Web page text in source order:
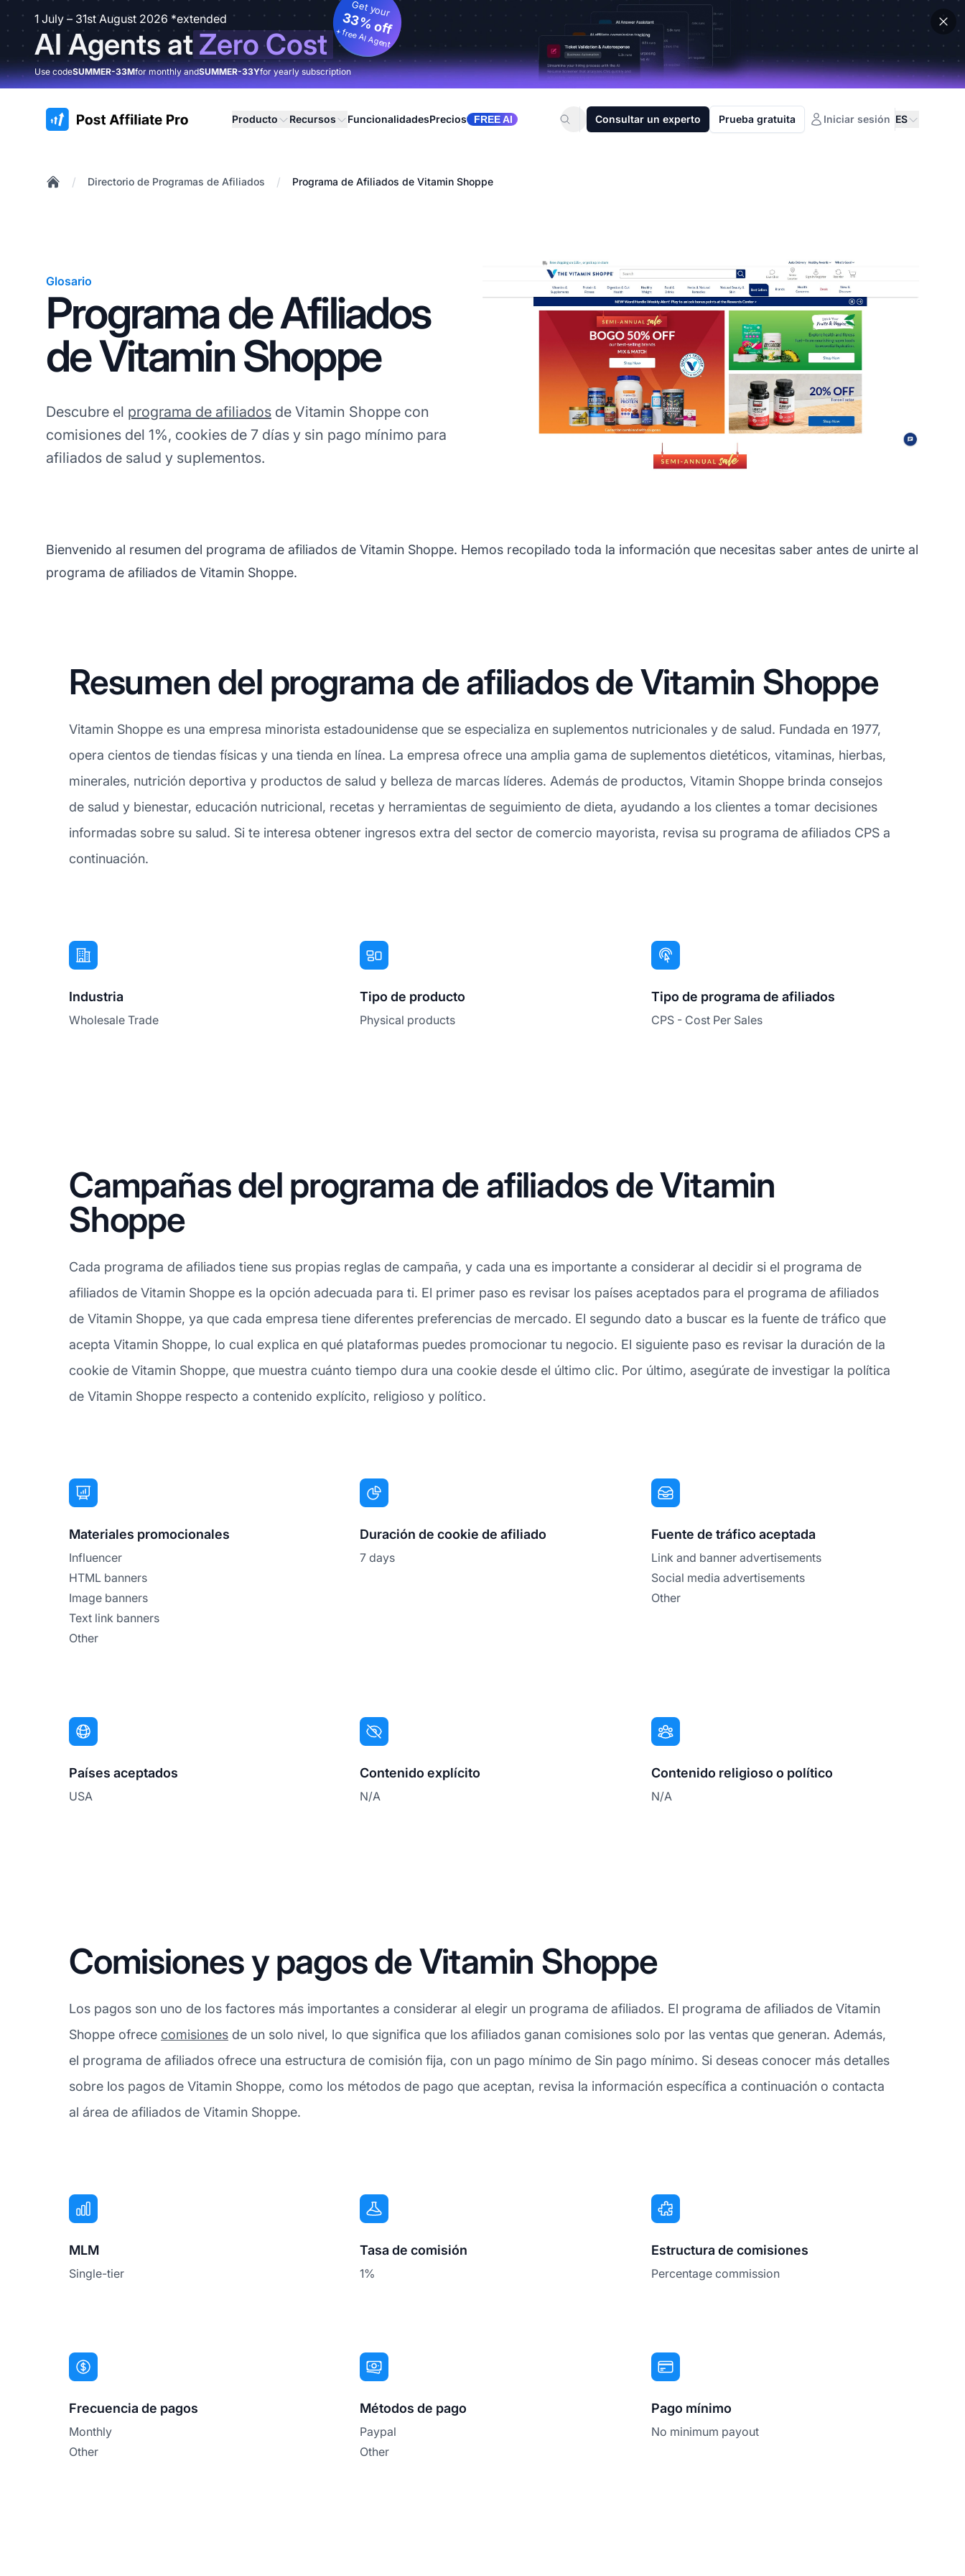
1 July – 31st August 2026 *extended
AI Agents atZero Cost
Get your
33% off
+ free AI Agent
Use codeSUMMER-33Mfor monthly andSUMMER-33Yfor yearly subscription
:site.title Producto Recursos FuncionalidadesPrecios FREE AI Consultar un experto Prueba gratuita Iniciar sesión ES
/ Directorio de Programas de Afiliados / Programa de Afiliados de Vitamin Shoppe
Glosario
Programa de Afiliados
de Vitamin Shoppe
Descubre el programa de afiliados de Vitamin Shoppe con
comisiones del 1%, cookies de 7 días y sin pago mínimo para
afiliados de salud y suplementos.
Bienvenido al resumen del programa de afiliados de Vitamin Shoppe. Hemos recopilado toda la información que necesitas saber antes de unirte al
programa de afiliados de Vitamin Shoppe.
Resumen del programa de afiliados de Vitamin Shoppe
Vitamin Shoppe es una empresa minorista estadounidense que se especializa en suplementos nutricionales y de salud. Fundada en 1977,
opera cientos de tiendas físicas y una tienda en línea. La empresa ofrece una amplia gama de suplementos dietéticos, vitaminas, hierbas,
minerales, nutrición deportiva y productos de salud y belleza de marcas líderes. Además de productos, Vitamin Shoppe brinda consejos
de salud y bienestar, educación nutricional, recetas y herramientas de seguimiento de dieta, ayudando a los clientes a tomar decisiones
informadas sobre su salud. Si te interesa obtener ingresos extra del sector de comercio mayorista, revisa su programa de afiliados CPS a
continuación.
Industria
Wholesale Trade
Tipo de producto
Physical products
Tipo de programa de afiliados
CPS - Cost Per Sales
Campañas del programa de afiliados de Vitamin
Shoppe
Cada programa de afiliados tiene sus propias reglas de campaña, y cada una es importante a considerar al decidir si el programa de
afiliados de Vitamin Shoppe es la opción adecuada para ti. El primer paso es revisar los países aceptados para el programa de afiliados
de Vitamin Shoppe, ya que cada empresa tiene diferentes preferencias de mercado. El segundo dato a buscar es la fuente de tráfico que
acepta Vitamin Shoppe, lo cual explica en qué plataformas puedes promocionar tu negocio. El siguiente paso es revisar la duración de la
cookie de Vitamin Shoppe, que muestra cuánto tiempo dura una cookie desde el último clic. Por último, asegúrate de investigar la política
de Vitamin Shoppe respecto a contenido explícito, religioso y político.
Materiales promocionales
Influencer
HTML banners
Image banners
Text link banners
Other
Duración de cookie de afiliado
7 days
Fuente de tráfico aceptada
Link and banner advertisements
Social media advertisements
Other
Países aceptados
USA
Contenido explícito
N/A
Contenido religioso o político
N/A
Comisiones y pagos de Vitamin Shoppe
Los pagos son uno de los factores más importantes a considerar al elegir un programa de afiliados. El programa de afiliados de Vitamin
Shoppe ofrece comisiones de un solo nivel, lo que significa que los afiliados ganan comisiones solo por las ventas que generan. Además,
el programa de afiliados ofrece una estructura de comisión fija, con un pago mínimo de Sin pago mínimo. Si deseas conocer más detalles
sobre los pagos de Vitamin Shoppe, como los métodos de pago que aceptan, revisa la información específica a continuación o contacta
al área de afiliados de Vitamin Shoppe.
MLM
Single-tier
Tasa de comisión
1%
Estructura de comisiones
Percentage commission
Frecuencia de pagos
Monthly
Other
Métodos de pago
Paypal
Other
Pago mínimo
No minimum payout